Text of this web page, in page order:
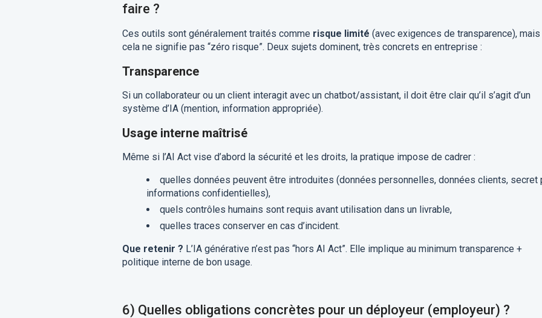
faire ?
Ces outils sont généralement traités comme risque limité (avec exigences de transparence), mais
cela ne signifie pas “zéro risque”. Deux sujets dominent, très concrets en entreprise :
Transparence
Si un collaborateur ou un client interagit avec un chatbot/assistant, il doit être clair qu’il s’agit d’un
système d’IA (mention, information appropriée).
Usage interne maîtrisé
Même si l’AI Act vise d’abord la sécurité et les droits, la pratique impose de cadrer :
quelles données peuvent être introduites (données personnelles, données clients, secret
informations confidentielles),
quels contrôles humains sont requis avant utilisation dans un livrable,
quelles traces conserver en cas d’incident.
Que retenir ? L’IA générative n’est pas “hors AI Act”. Elle implique au minimum transparence +
politique interne de bon usage.
6) Quelles obligations concrètes pour un déployeur (employeur) ?